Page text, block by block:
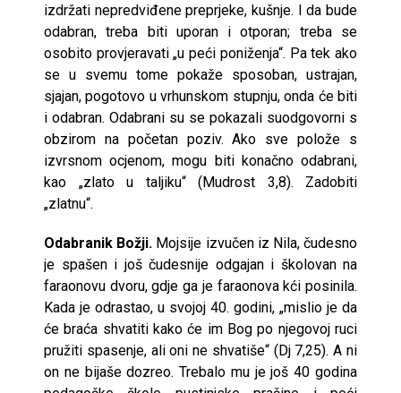
izdržati nepredviđene preprjeke, kušnje. I da bude
odabran, treba biti uporan i otporan; treba se
osobito provjeravati „u peći poniženja“. Pa tek ako
se u svemu tome pokaže sposoban, ustrajan,
sjajan, pogotovo u vrhunskom stupnju, onda će biti
i odabran. Odabrani su se pokazali suodgovorni s
obzirom na početan poziv. Ako sve polože s
izvrsnom ocjenom, mogu biti konačno odabrani,
kao „zlato u taljiku“ (Mudrost 3,8). Zadobiti
„zlatnu“.
Odabranik Božji. Mojsije izvučen iz Nila, čudesno
je spašen i još čudesnije odgajan i školovan na
faraonovu dvoru, gdje ga je faraonova kći posinila.
Kada je odrastao, u svojoj 40. godini, „mislio je da
će braća shvatiti kako će im Bog po njegovoj ruci
pružiti spasenje, ali oni ne shvatiše“ (Dj 7,25). A ni
on ne bijaše dozreo. Trebalo mu je još 40 godina